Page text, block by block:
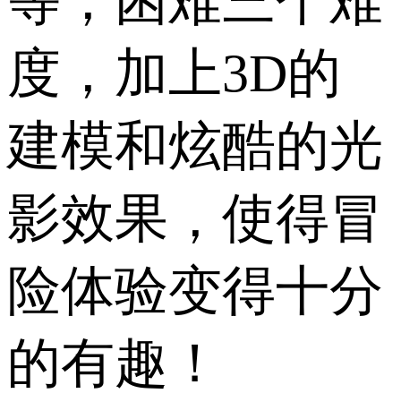
度，加上3D的
建模和炫酷的光
影效果，使得冒
险体验变得十分
的有趣！